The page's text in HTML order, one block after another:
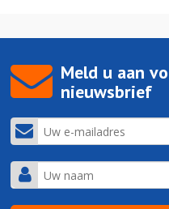
Meld u aan
nieuwsbrief